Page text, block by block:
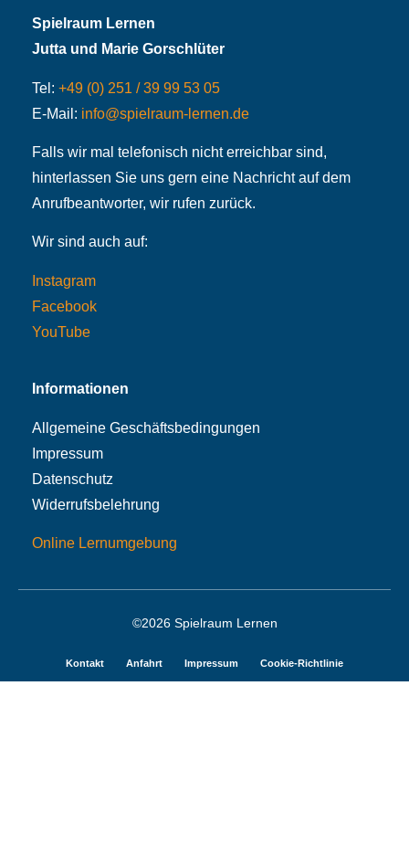
Spielraum Lernen
Jutta und Marie Gorschlüter
Tel: +49 (0) 251 / 39 99 53 05
E-Mail: info@spielraum-lernen.de
Falls wir mal telefonisch nicht erreichbar sind,
hinterlassen Sie uns gern eine Nachricht auf dem
Anrufbeantworter, wir rufen zurück.
Wir sind auch auf:
Instagram
Facebook
YouTube
Informationen
Allgemeine Geschäftsbedingungen
Impressum
Datenschutz
Widerrufsbelehrung
Online Lernumgebung
©2026 Spielraum Lernen
Kontakt Anfahrt Impressum Cookie-Richtlinie